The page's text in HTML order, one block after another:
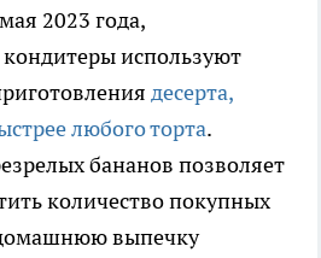
2023 года,
используют
десерта,
любого торта.
бананов позволяет
количество покупных
выпечку